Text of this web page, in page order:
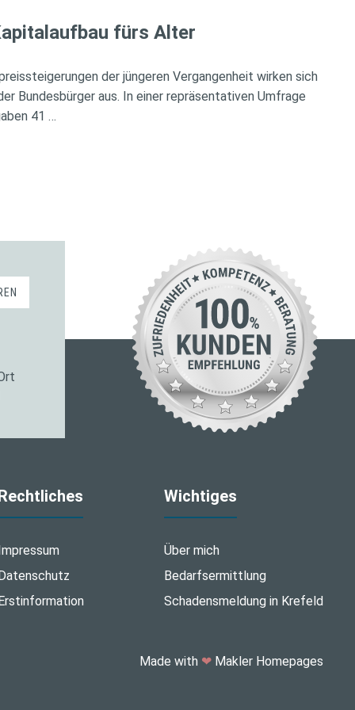
fürs Alter
der jüngeren Vergangenheit wirken sich
Bundesbürger aus. In einer repräsentativen Umfrage
41 …
Wichtiges
Über mich
Bedarfsermittlung
Schadensmeldung in Krefeld
Made with ❤Makler Homepages